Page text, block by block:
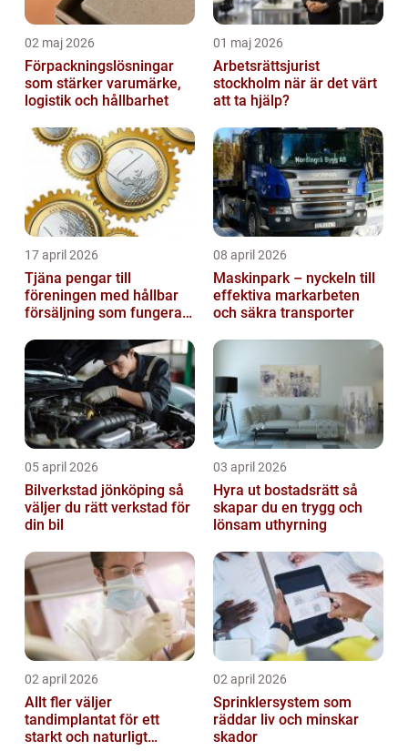
02 maj 2026
Förpackningslösningar
som stärker varumärke,
logistik och hållbarhet
01 maj 2026
Arbetsrättsjurist
stockholm när är det värt
att ta hjälp?
17 april 2026
Tjäna pengar till
föreningen med hållbar
försäljning som fungerar
08 april 2026
Maskinpark – nyckeln till
effektiva markarbeten
och säkra transporter
05 april 2026
Bilverkstad jönköping så
väljer du rätt verkstad för
din bil
03 april 2026
Hyra ut bostadsrätt så
skapar du en trygg och
lönsam uthyrning
02 april 2026
Allt fler väljer
tandimplantat för ett
starkt och naturligt
02 april 2026
Sprinklersystem som
räddar liv och minskar
skador